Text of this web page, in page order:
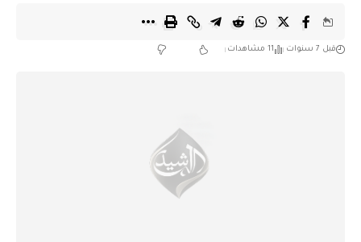
قبل 7 سنوات 11 مشاهدات